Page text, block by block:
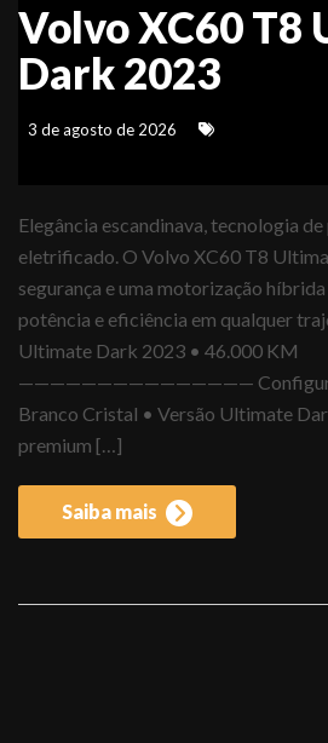
Volvo XC60 T8
Dark 2023
3 de agosto de 2026
Elegância escandinava, tecnologia
eletrificado. O Volvo XC60 T8
segurança e uma motorização
potência e eficiência em qualquer
Ultimate Dark 2023 • 46.000 KM
———————————————
Branco Cristal • Versão Ultimate
premium […]
Saiba mais